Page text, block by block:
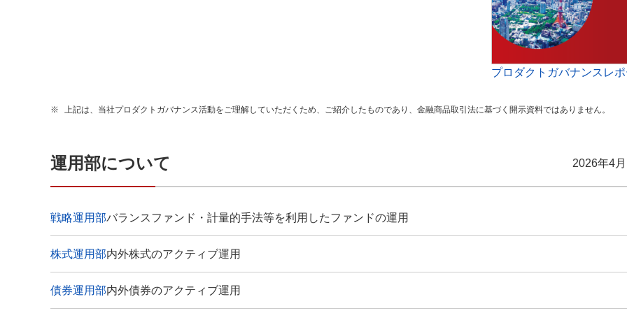
プロダクトガバナンスレ
※ 上記は、当社プロダクトガバナンス活動をご理解していただくため、ご紹介したものであり、金融商品取引法に基づく開示資料ではありません。
運用部について 2026年4
戦略運用部バランスファンド・計量的手法等を利用したファンドの運用
株式運用部内外株式のアクティブ運用
債券運用部内外債券のアクティブ運用